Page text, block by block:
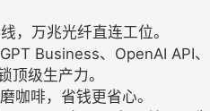
，万兆光纤直连工位。
Business、OpenAI API、
顶级生产力。
咖啡，省钱更省心。